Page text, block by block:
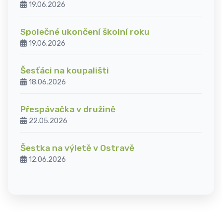
19.06.2026
Společné ukončení školní roku
19.06.2026
Šesťáci na koupališti
18.06.2026
Přespávačka v družině
22.05.2026
Šestka na výletě v Ostravě
12.06.2026